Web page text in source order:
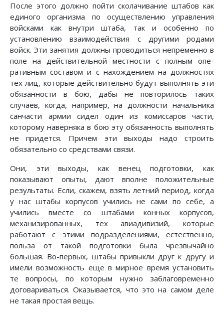
После этого должно пойти сколачивание штабов как
единого организма по осуществлению управления
войсками как внутри штаба, так и особенно по
установлению взаимодействия с другими родами
войск. Эти занятия должны проводиться непременно в
поле на действительной местности с полным опе­
ративным составом и с нахождением на должностях
тех лиц, которые дейст­вительно будут выполнять эти
обязанности в бою, дабы не повторилось таких
случаев, когда, например, на должности начальника
санчасти армии сидел один из комиссаров части,
которому наверняка в бою эту обязанность выполнять
не придется. Причем эти выходы надо строить
обязательно со средствами связи.
Они, эти выходы, как венец подготовки, как
показывают опыты, дают вполне положительные
результаты. Если, скажем, взять летний период, когда
у нас штабы корпусов учились не сами по себе, а
учились вместе со штабами конных корпусов,
механизированных, тех авиадивизий, которые
работают с этими подразделениями, естественно,
польза от такой подготовки была чрез­вычайно
большая. Во-первых, штабы привыкли друг к другу и
имели возмож­ность еще в мирное время установить
те вопросы, по которым нужно забла­говременно
договариваться. Оказывается, что это на самом деле
не такая простая вещь.